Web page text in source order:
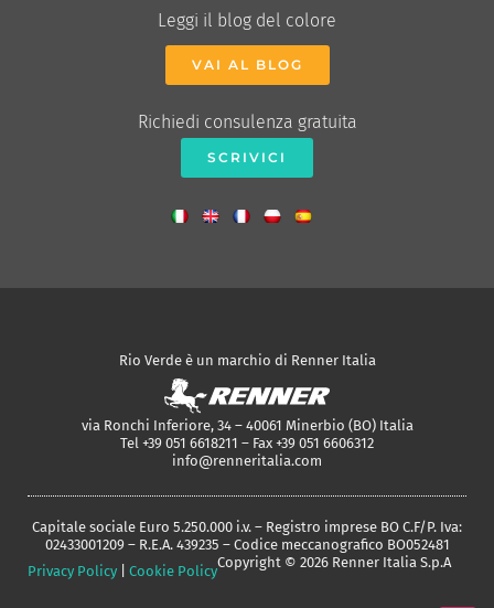
Leggi il blog del colore
VAI AL BLOG
Richiedi consulenza gratuita
SCRIVICI
Rio Verde è un marchio di Renner Italia
via Ronchi Inferiore, 34 – 40061 Minerbio (BO) Italia
Tel +39 051 6618211 – Fax +39 051 6606312
info@renneritalia.com
Capitale sociale Euro 5.250.000 i.v. – Registro imprese BO C.F/P. Iva:
02433001209 – R.E.A. 439235 – Codice meccanografico BO052481
Privacy Policy
Cookie Policy
Copyright © 2026 Renner Italia S.p.A